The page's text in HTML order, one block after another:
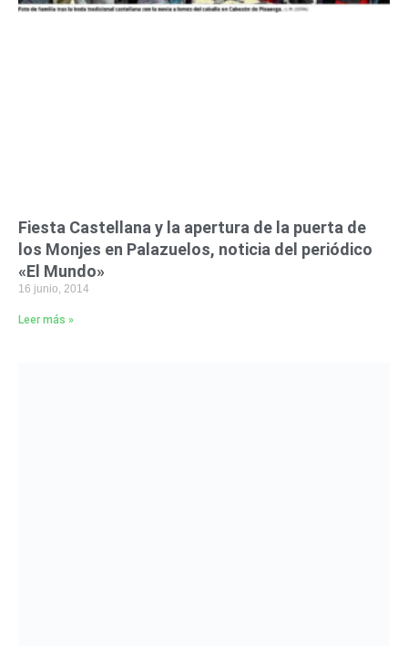
Fiesta Castellana y la apertura de la puerta de
los Monjes en Palazuelos, noticia del periódico
«El Mundo»
16 junio, 2014
Leer más »